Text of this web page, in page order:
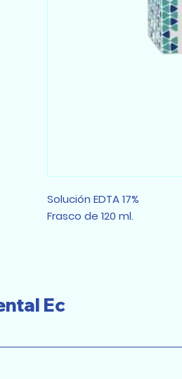
Solución EDTA 17%
Frasco de 120 ml.
Ec